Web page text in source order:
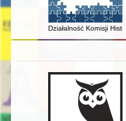
Działalność Komisji